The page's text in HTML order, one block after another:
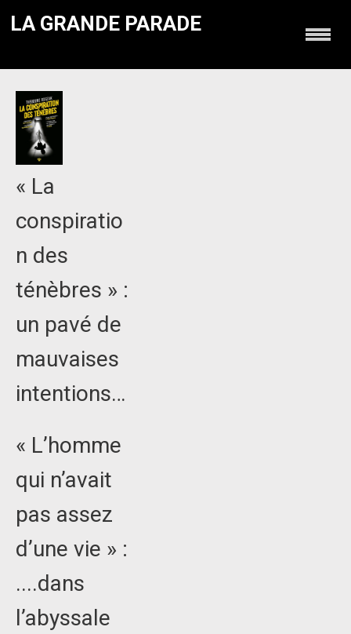
LA GRANDE PARADE
« La
conspiratio
n des
ténèbres » :
un pavé de
mauvaises
intentions…
« L’homme
qui n’avait
pas assez
d’une vie » :
....dans
l’abyssale